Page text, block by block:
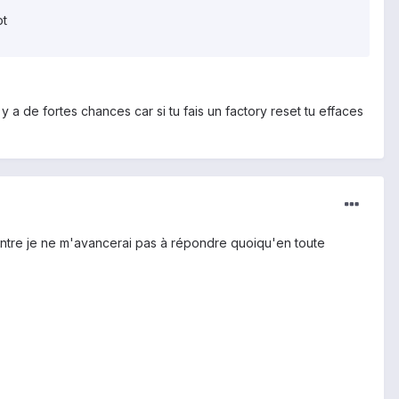
a de fortes chances car si tu fais un factory reset tu effaces
je ne m'avancerai pas à répondre quoiqu'en toute